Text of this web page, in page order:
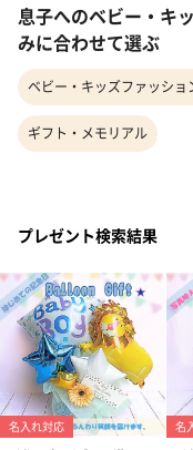
息子へのベビー・キ
みに合わせて選ぶ
ベビー・キッズファッショ
ギフト・メモリアル
プレゼント検索結果